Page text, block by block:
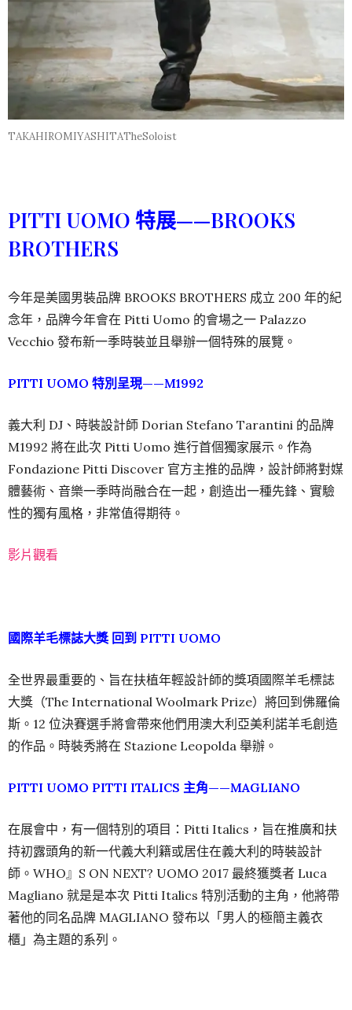
TAKAHIROMIYASHITATheSoloist
PITTI UOMO 特展——BROOKS
BROTHERS
今年是美國男裝品牌 BROOKS BROTHERS 成立 200 年的紀
念年，品牌今年會在 Pitti Uomo 的會場之一 Palazzo
Vecchio 發布新一季時裝並且舉辦一個特殊的展覽。
PITTI UOMO 特別呈現——M1992
義大利 DJ、時裝設計師 Dorian Stefano Tarantini 的品牌
M1992 將在此次 Pitti Uomo 進行首個獨家展示。作為
Fondazione Pitti Discover 官方主推的品牌，設計師將對媒
體藝術、音樂一季時尚融合在一起，創造出一種先鋒、實驗
性的獨有風格，非常值得期待。
影片觀看
國際羊毛標誌大獎 回到 PITTI UOMO
全世界最重要的、旨在扶植年輕設計師的獎項國際羊毛標誌
大獎（The International Woolmark Prize）將回到佛羅倫
斯。12 位決賽選手將會帶來他們用澳大利亞美利諾羊毛創造
的作品。時裝秀將在 Stazione Leopolda 舉辦。
PITTI UOMO PITTI ITALICS 主角——MAGLIANO
在展會中，有一個特別的項目：Pitti Italics，旨在推廣和扶
持初露頭角的新一代義大利籍或居住在義大利的時裝設計
師。WHO』S ON NEXT? UOMO 2017 最終獲獎者 Luca
Magliano 就是是本次 Pitti Italics 特別活動的主角，他將帶
著他的同名品牌 MAGLIANO 發布以「男人的極簡主義衣
櫃」為主題的系列。